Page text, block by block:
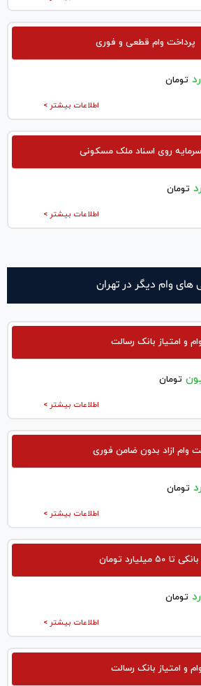
پرداخت وام قطعی و فوری
تومان
اطلاعات بیشتر >
روی اسناد ملک مسکونی
تومان
اطلاعات بیشتر >
های وام دیگر در تهران
وام و امتیاز بانک رسالت
تومان
اطلاعات بیشتر >
وام ازاد بدون ضامن فوری
تومان
اطلاعات بیشتر >
تا ۵۰ میلیارد تومان
تومان
اطلاعات بیشتر >
وام و امتیاز بانک رسالت